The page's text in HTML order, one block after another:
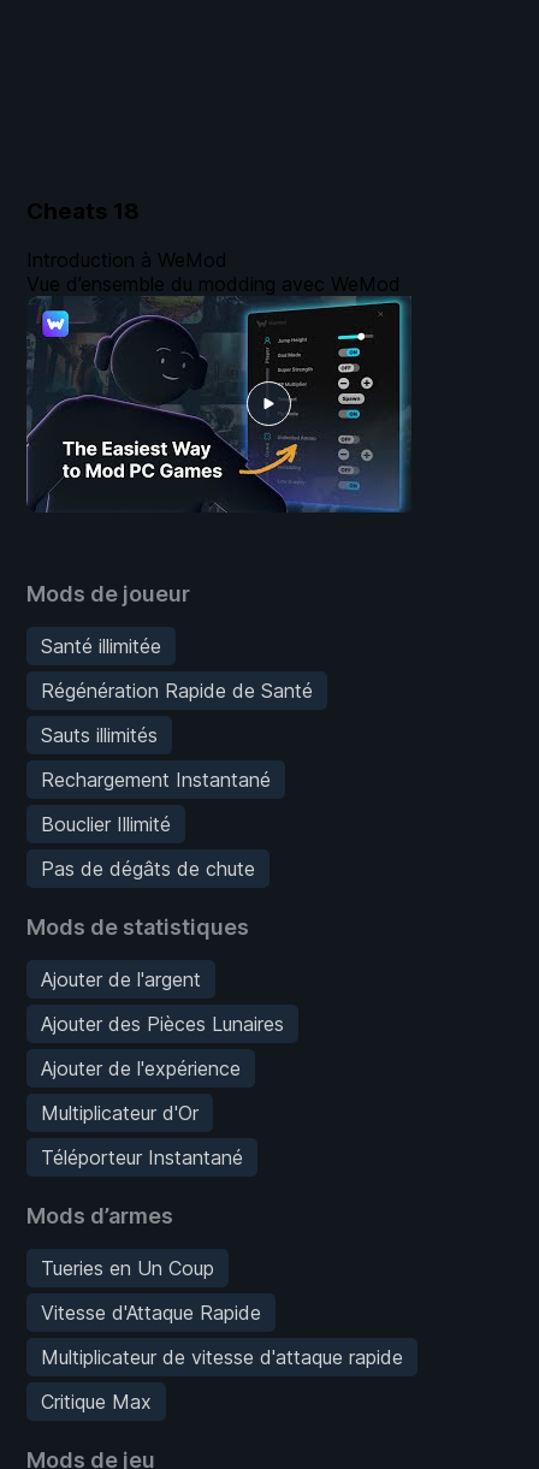
Cheats 18
Mods de joueur
Santé illimitée
Régénération Rapide de Santé
Sauts illimités
Rechargement Instantané
Bouclier Illimité
Pas de dégâts de chute
Mods de statistiques
Ajouter de l'argent
Ajouter des Pièces Lunaires
Ajouter de l'expérience
Multiplicateur d'Or
Téléporteur Instantané
Mods d’armes
Tueries en Un Coup
Vitesse d'Attaque Rapide
Multiplicateur de vitesse d'attaque rapide
Critique Max
Mods de jeu
Introduction à WeMod
Vue d’ensemble du modding avec WeMod